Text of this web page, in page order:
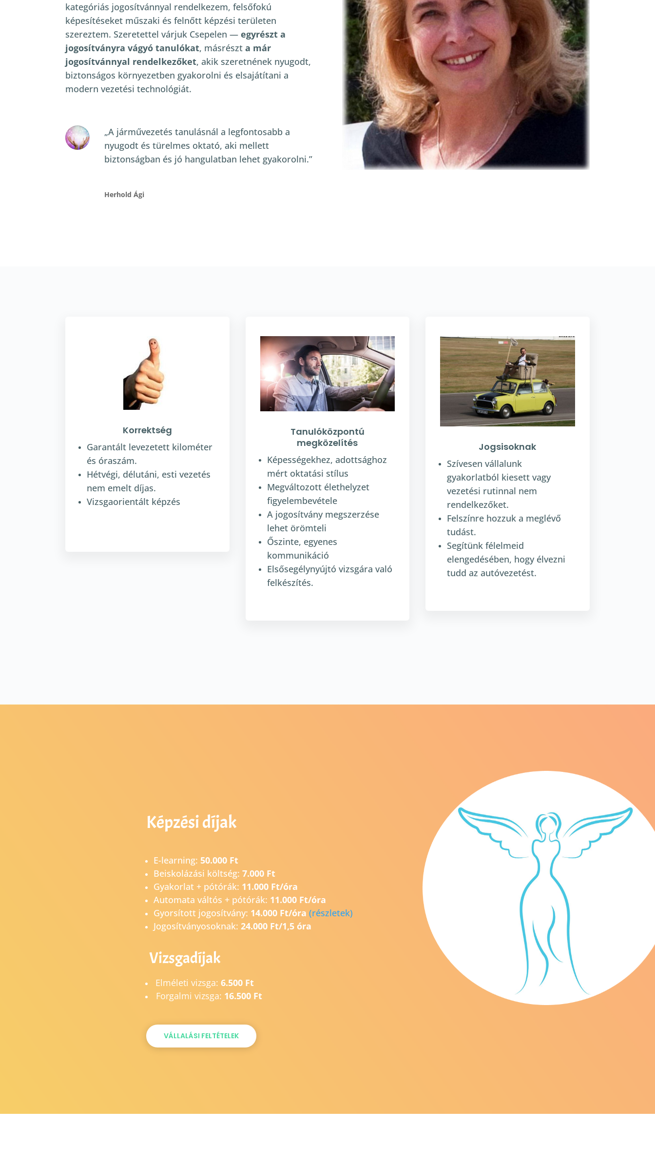
kategóriás jogosítvánnyal rendelkezem, felsőfokú
képesítéseket műszaki és felnőtt képzési területen
szereztem. Szeretettel várjuk Csepelen —egyrészt a
jogosítványra vágyó tanulókat, másrészta már
jogosítvánnyal rendelkezőket, akik szeretnének nyugodt,
biztonságos környezetben gyakorolni és elsajátítani a
modern vezetési technológiát.
„A járművezetés tanulásnál a legfontosabb a
nyugodt és türelmes oktató, aki mellett
biztonságban és jó hangulatban lehet gyakorolni.”
Herhold Ági
Korrektség
Garantált levezetett kilométer
és óraszám.
Hétvégi, délutáni, esti vezetés
nem emelt díjas.
Vizsgaorientált képzés
Tanulóközpontú
megközelítés
Képességekhez, adottsághoz
mért oktatási stílus
Megváltozott élethelyzet
figyelembevétele
A jogosítvány megszerzése
lehet örömteli
Őszinte, egyenes
kommunikáció
Elsősegélynyújtó vizsgára való
felkészítés.
Jogsisoknak
Szívesen vállalunk
gyakorlatból kiesett vagy
vezetési rutinnal nem
rendelkezőket.
Felszínre hozzuk a meglévő
tudást.
Segítünk félelmeid
elengedésében, hogy élvezni
tudd az autóvezetést.
Képzési díjak
E-learning: 50.000 Ft
Beiskolázási költség: 7.000 Ft
Gyakorlat + pótórák: 11.000 Ft/óra
Automata váltós + pótórák: 11.000 Ft/óra
Gyorsított jogosítvány: 14.000 Ft/óra (részletek)
Jogosítványosoknak: 24.000 Ft/1,5 óra
Vizsgadíjak
Elméleti vizsga: 6.500 Ft
Forgalmi vizsga: 16.500 Ft
VÁLLALÁSI FELTÉTELEK